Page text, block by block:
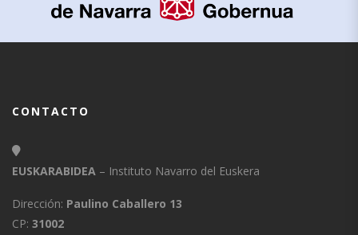
CONTACTO
EUSKARABIDEA – Instituto Navarro del Euskera
Dirección: Paulino Caballero 13
CP: 31002